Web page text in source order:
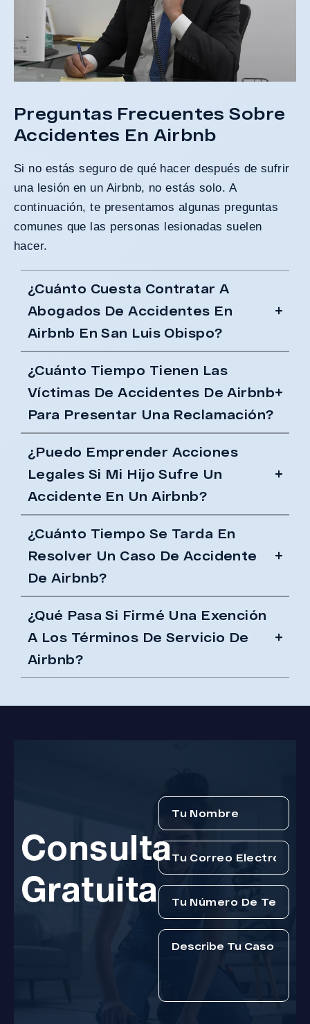
Preguntas Frecuentes Sobre
Accidentes En Airbnb
Si no estás seguro de qué hacer después de sufrir
una lesión en un Airbnb, no estás solo. A
continuación, te presentamos algunas preguntas
comunes que las personas lesionadas suelen
hacer.
¿Cuánto Cuesta Contratar A
Abogados De Accidentes En
Airbnb En San Luis Obispo?
¿Cuánto Tiempo Tienen Las
Víctimas De Accidentes De Airbnb
Para Presentar Una Reclamación?
¿Puedo Emprender Acciones
Legales Si Mi Hijo Sufre Un
Accidente En Un Airbnb?
¿Cuánto Tiempo Se Tarda En
Resolver Un Caso De Accidente
De Airbnb?
¿Qué Pasa Si Firmé Una Exención
A Los Términos De Servicio De
Airbnb?
Consulta
Gratuita